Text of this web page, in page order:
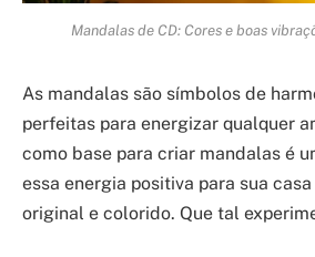
Mandalas de CD: Cores e boas
As mandalas são símbolos de
perfeitas para energizar qualquer
como base para criar mandalas é
essa energia positiva para sua
original e colorido. Que tal